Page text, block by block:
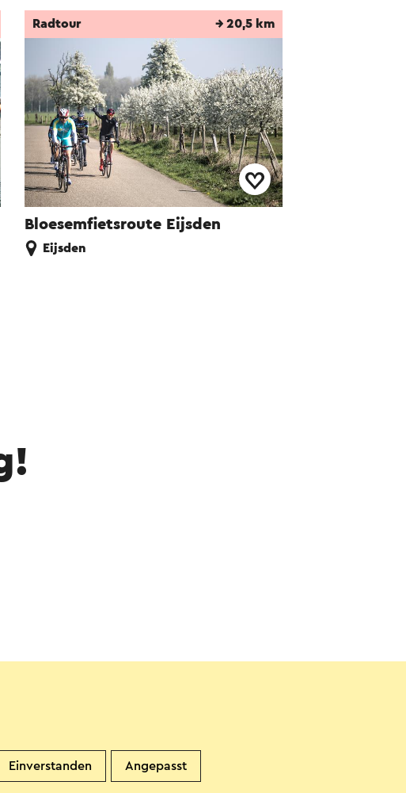
Bloesemfietsroute Eijsden
Radtour → 20,5 km
Eijsden
Einverstanden Angepasst